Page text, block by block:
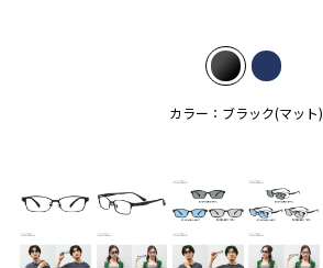
カラー：ブラック(マット)